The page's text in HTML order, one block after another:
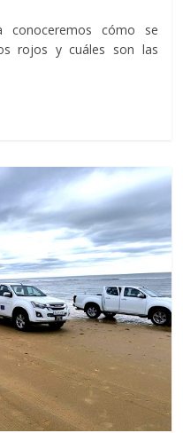
conoceremos cómo se
rojos y cuáles son las